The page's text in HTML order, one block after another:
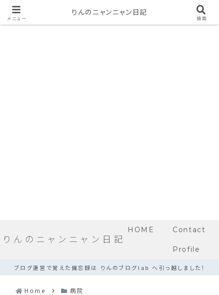
りんのニャンニャン日記
HOME Contact
Profile
ブログ運営で覚えた備忘録は りんのブログlab へ引っ越しました！
Home 病院
メニュー
りんのニャンニャン日記
検索